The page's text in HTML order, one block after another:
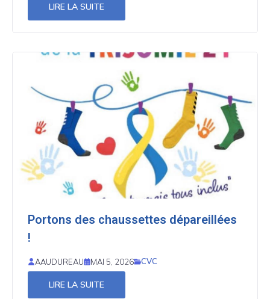
LIRE LA SUITE
Portons des chaussettes dépareillées
!
AAUDUREAU MAI 5, 2026 CVC
LIRE LA SUITE